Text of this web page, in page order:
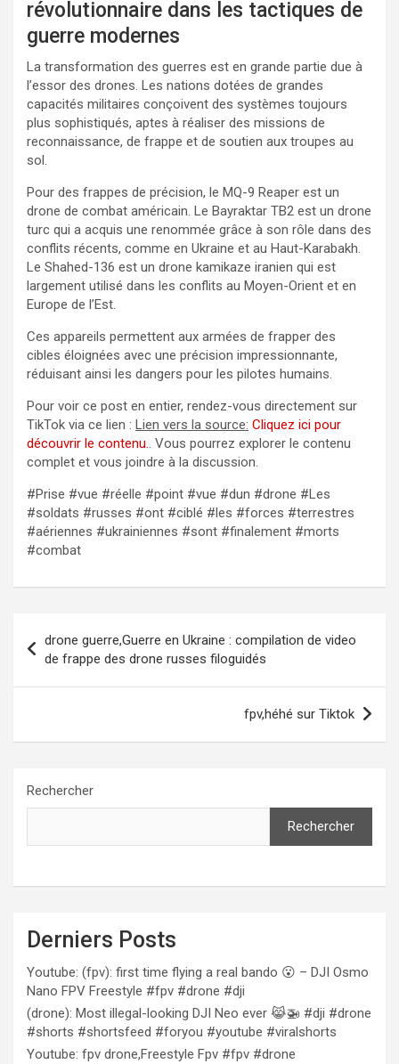
révolutionnaire dans les tactiques de
guerre modernes
La transformation des guerres est en grande partie due à
l’essor des drones. Les nations dotées de grandes
capacités militaires conçoivent des systèmes toujours
plus sophistiqués, aptes à réaliser des missions de
reconnaissance, de frappe et de soutien aux troupes au
sol.
Pour des frappes de précision, le MQ-9 Reaper est un
drone de combat américain. Le Bayraktar TB2 est un drone
turc qui a acquis une renommée grâce à son rôle dans des
conflits récents, comme en Ukraine et au Haut-Karabakh.
Le Shahed-136 est un drone kamikaze iranien qui est
largement utilisé dans les conflits au Moyen-Orient et en
Europe de l’Est.
Ces appareils permettent aux armées de frapper des
cibles éloignées avec une précision impressionnante,
réduisant ainsi les dangers pour les pilotes humains.
Pour voir ce post en entier, rendez-vous directement sur
TikTok via ce lien : Lien vers la source: Cliquez ici pour
découvrir le contenu.. Vous pourrez explorer le contenu
complet et vous joindre à la discussion.
#Prise #vue #réelle #point #vue #dun #drone #Les
#soldats #russes #ont #ciblé #les #forces #terrestres
#aériennes #ukrainiennes #sont #finalement #morts
#combat
de
l’article
drone guerre,Guerre en Ukraine : compilation de video
de frappe des drone russes filoguidés
fpv,héhé sur Tiktok
Rechercher
Rechercher
Derniers Posts
Youtube: (fpv): first time flying a real bando 😮 – DJI Osmo
Nano FPV Freestyle #fpv #drone #dji
(drone): Most illegal-looking DJI Neo ever 😹🚁 #dji #drone
#shorts #shortsfeed #foryou #youtube #viralshorts
Youtube: fpv drone,Freestyle Fpv #fpv #drone